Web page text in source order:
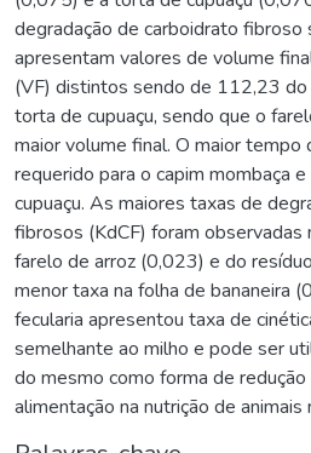
degradação de carboidrato fibroso
apresentam valores de volume
(VF) distintos sendo de 112,23
torta de cupuaçu, sendo que o
maior volume final. O maior tempo
requerido para o capim mombaça
cupuaçu. As maiores taxas de
fibrosos (KdCF) foram
farelo de arroz (0,023) e do
menor taxa na folha de bananeira
fecularia apresentou taxa de
semelhante ao milho e pode ser
do mesmo como forma de
alimentação na nutrição de animais